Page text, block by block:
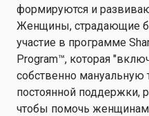
формируются и
Женщины, страдающие
участие в программе
Program™, которая
собственно мануальную
постоянной поддержки,
чтобы помочь женщинам